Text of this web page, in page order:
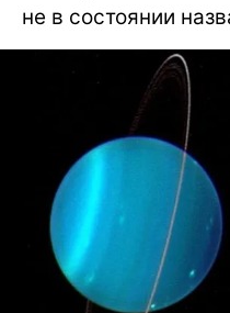
не в состоянии